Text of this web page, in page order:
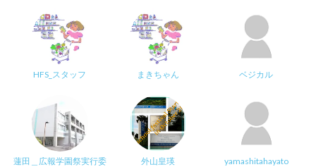
HFS_スタッフ まきちゃん ベジカル
蓮田＿広報学園祭実行委
外山皇瑛 yamashitahayato